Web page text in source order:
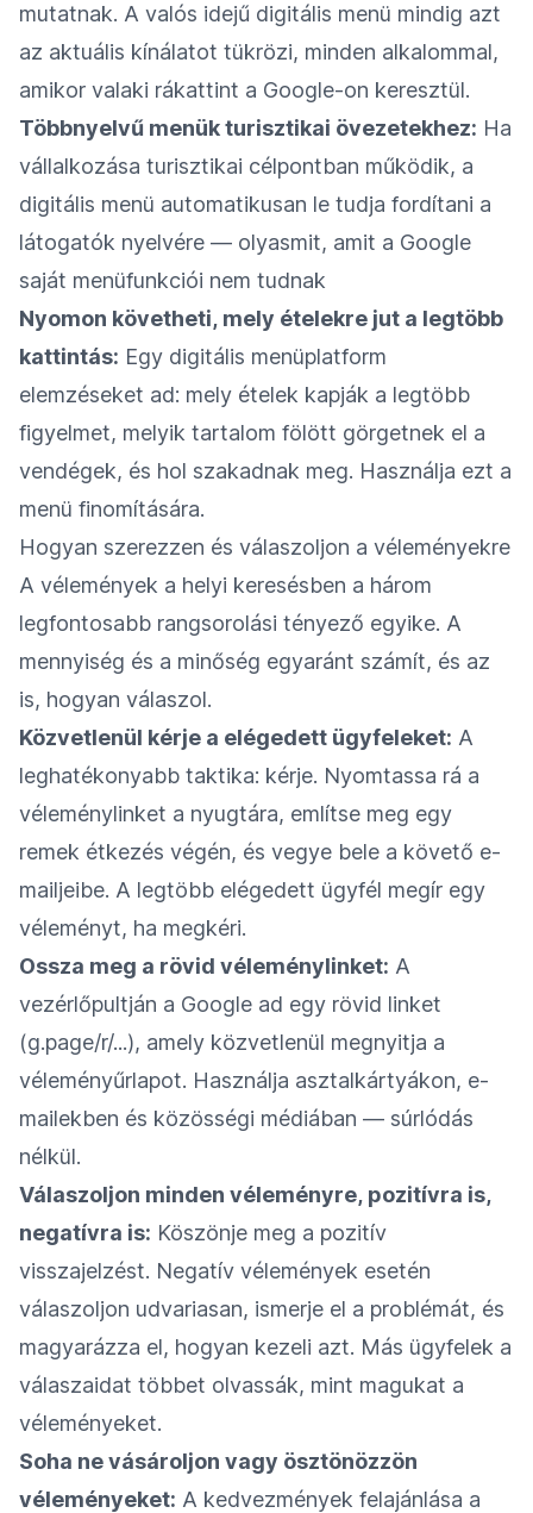
mutatnak. A valós idejű digitális menü mindig azt
az aktuális kínálatot tükrözi, minden alkalommal,
amikor valaki rákattint a Google-on keresztül.
Többnyelvű menük turisztikai övezetekhez: Ha
vállalkozása turisztikai célpontban működik, a
digitális menü automatikusan le tudja fordítani a
látogatók nyelvére — olyasmit, amit a Google
saját menüfunkciói nem tudnak
Nyomon követheti, mely ételekre jut a legtöbb
kattintás: Egy digitális menüplatform
elemzéseket ad: mely ételek kapják a legtöbb
figyelmet, melyik tartalom fölött görgetnek el a
vendégek, és hol szakadnak meg. Használja ezt a
menü finomítására.
Hogyan szerezzen és válaszoljon a véleményekre
A vélemények a helyi keresésben a három
legfontosabb rangsorolási tényező egyike. A
mennyiség és a minőség egyaránt számít, és az
is, hogyan válaszol.
Közvetlenül kérje a elégedett ügyfeleket: A
leghatékonyabb taktika: kérje. Nyomtassa rá a
véleménylinket a nyugtára, említse meg egy
remek étkezés végén, és vegye bele a követő e-
mailjeibe. A legtöbb elégedett ügyfél megír egy
véleményt, ha megkéri.
Ossza meg a rövid véleménylinket: A
vezérlőpultján a Google ad egy rövid linket
(g.page/r/...), amely közvetlenül megnyitja a
véleményűrlapot. Használja asztalkártyákon, e-
mailekben és közösségi médiában — súrlódás
nélkül.
Válaszoljon minden véleményre, pozitívra is,
negatívra is: Köszönje meg a pozitív
visszajelzést. Negatív vélemények esetén
válaszoljon udvariasan, ismerje el a problémát, és
magyarázza el, hogyan kezeli azt. Más ügyfelek a
válaszaidat többet olvassák, mint magukat a
véleményeket.
Soha ne vásároljon vagy ösztönözzön
véleményeket: A kedvezmények felajánlása a